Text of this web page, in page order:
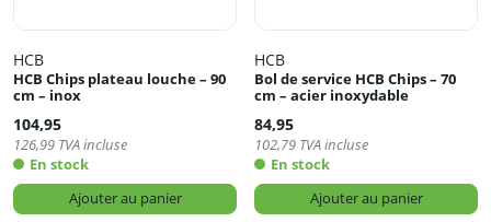
HCB
HCB Chips plateau louche – 90
cm – inox
104,95
126,99 TVA incluse
En stock
Ajouter au panier
HCB
Bol de service HCB Chips – 70
cm – acier inoxydable
84,95
102,79 TVA incluse
En stock
Ajouter au panier